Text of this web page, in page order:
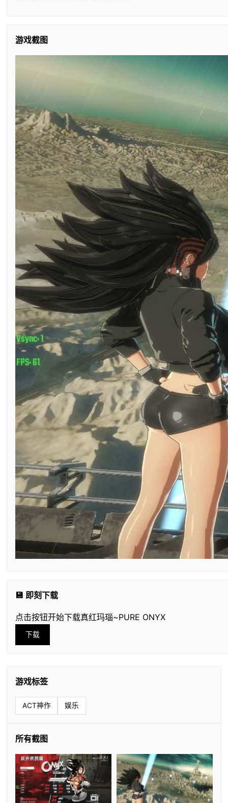
游戏截图
💾 即刻下载
点击按钮开始下载真红玛瑙~PURE ONYX
下载
游戏标签
ACT神作 娱乐
所有截图